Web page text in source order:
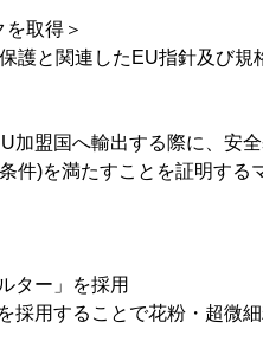
を取得＞
護と関連したEU指針及び
加盟国へ輸出する際に、安
件)を満たすことを証明する
ター」を採用
採用することで花粉・超微